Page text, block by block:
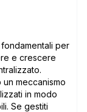
per
e crescere
meccanismo
in modo
Se gestiti